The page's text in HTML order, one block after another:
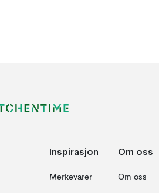
Inspirasjon
Merkevarer
Om oss
Om oss